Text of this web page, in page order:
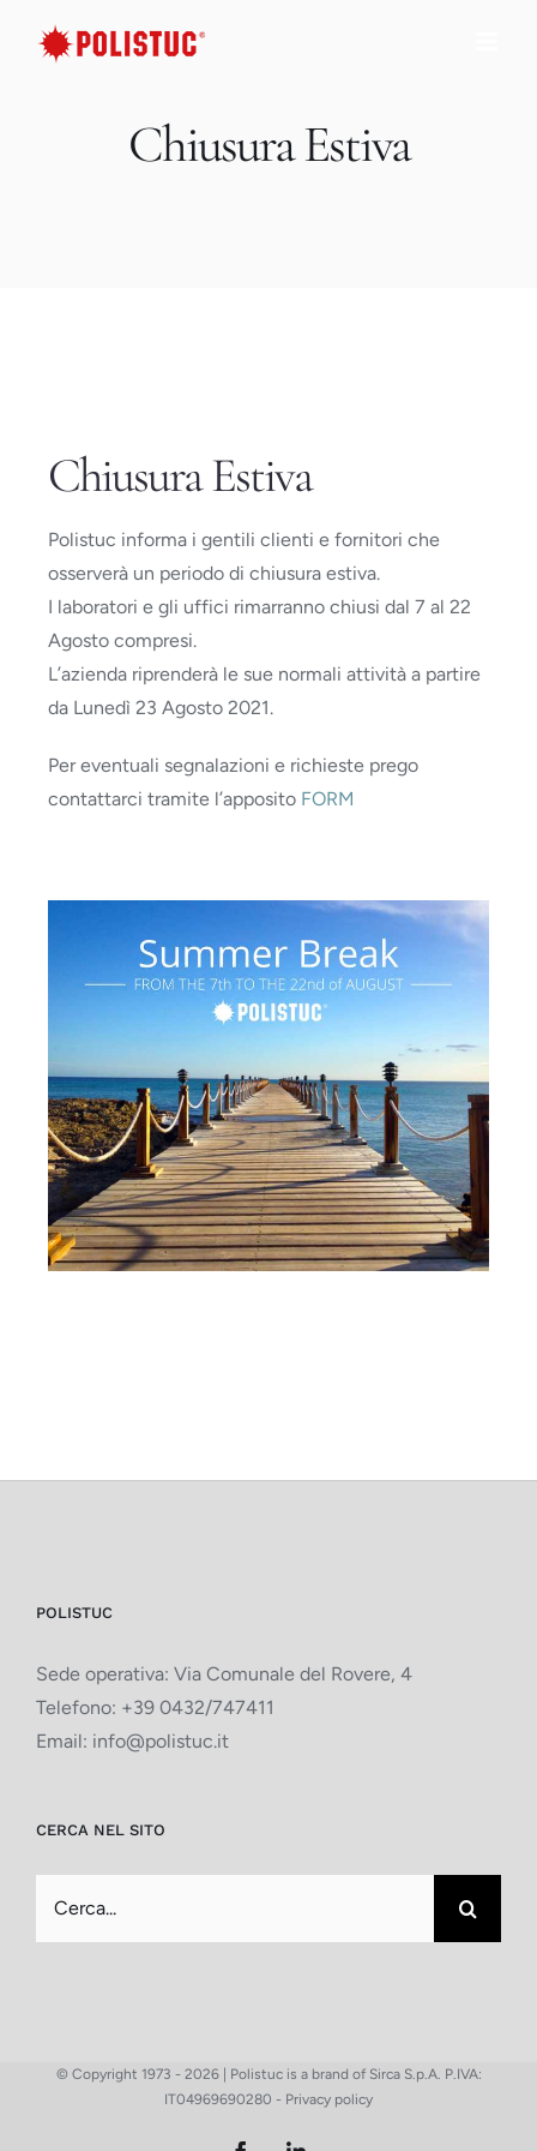
Chiusura Estiva
Chiusura Estiva
Polistuc informa i gentili clienti e fornitori che
osserverà un periodo di chiusura estiva.
I laboratori e gli uffici rimarranno chiusi dal 7 al 22
Agosto compresi.
L’azienda riprenderà le sue normali attività a partire
da Lunedì 23 Agosto 2021.
Per eventuali segnalazioni e richieste prego
contattarci tramite l’apposito FORM
POLISTUC
Sede operativa: Via Comunale del Rovere, 4
Telefono: +39 0432/747411
Email: info@polistuc.it
CERCA NEL SITO
per:
© Copyright 1973 - 2026 | Polistuc is a brand of Sirca S.p.A. P.IVA:
IT04969690280 - Privacy policy